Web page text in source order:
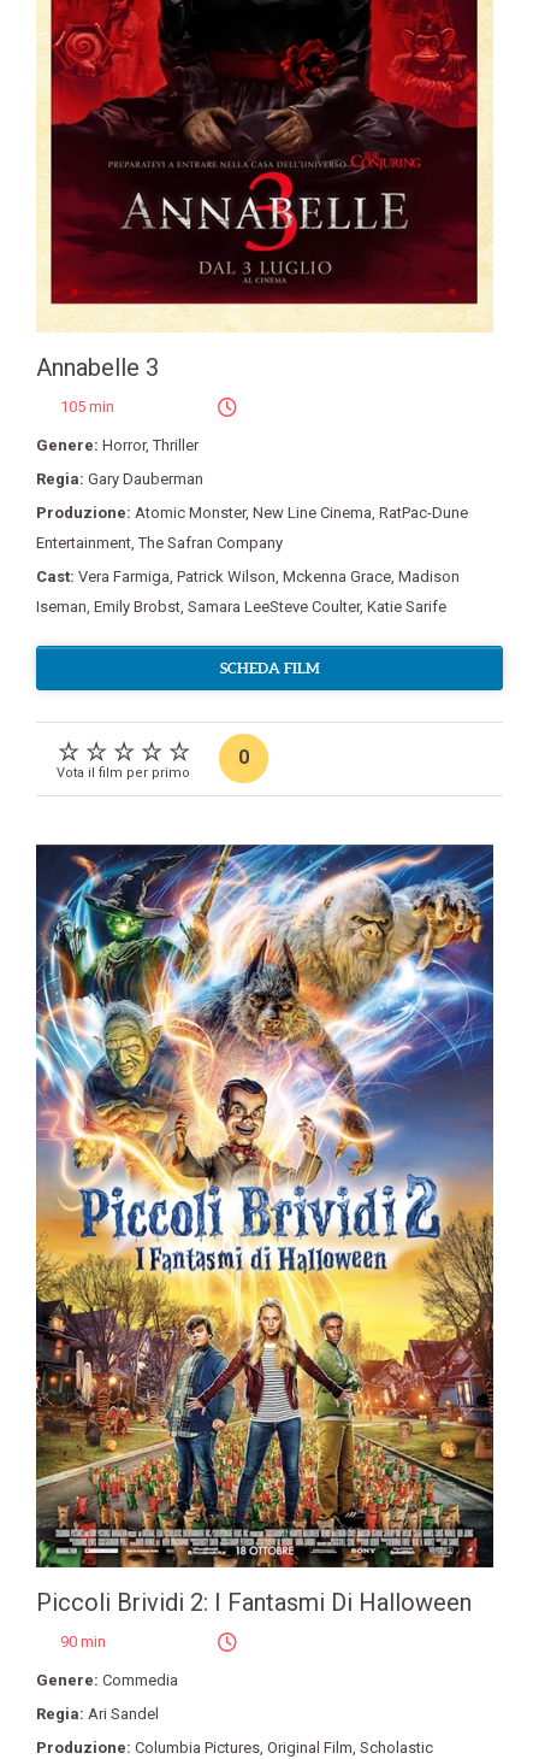
Annabelle 3
105 min
Genere: Horror,Thriller
Regia: Gary Dauberman
Produzione: Atomic Monster, New Line Cinema RatPac-Dune
Entertainment ,The Safran Company
Cast: Vera Farmiga Patrick Wilson Mckenna Grace Madison
Iseman Emily Brobst Samara LeeSteve Coulter, Katie Sarife
SCHEDA FILM
Vota il film per primo
0
Piccoli Brividi 2: I Fantasmi Di Halloween
90 min
Genere: Commedia
Regia: Ari Sandel
Produzione: Columbia Pictures, Original Film, Scholastic